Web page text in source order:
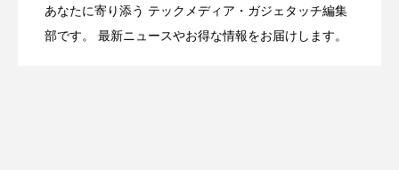
あなたに寄り添う テックメディア・ガジェタッチ編集
部です。 最新ニュースやお得な情報をお届けします。
登場
Directに動いた理由、担当者も答えられな
2026.04.23 OpenMic Insight：AFEELA開発中止で見